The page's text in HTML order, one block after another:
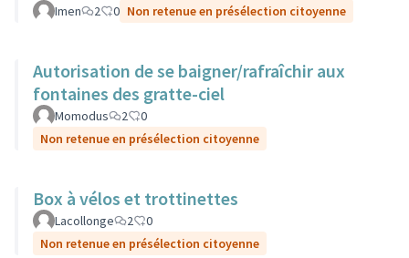
Imen 2 0 Non retenue en présélection citoyenne
Autorisation de se baigner/rafraîchir aux
fontaines des gratte-ciel
Momodus 2
0
Non retenue en présélection citoyenne
Box à vélos et trottinettes
Lacollonge 2
0
Non retenue en présélection citoyenne